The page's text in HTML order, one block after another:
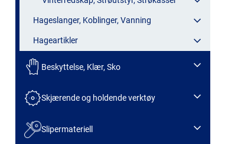
Hageslanger, Koblinger, Vanning
Hageartikler
Beskyttelse, Klær, Sko
Skjærende og holdende verktøy
Slipermateriell